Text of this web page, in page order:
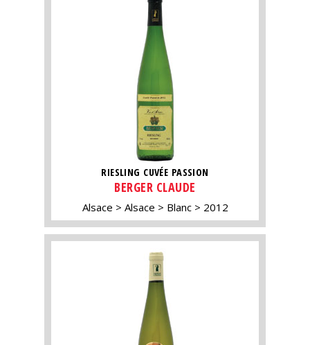
RIESLING CUVÉE PASSION
BERGER CLAUDE
Alsace Alsace Blanc 2012